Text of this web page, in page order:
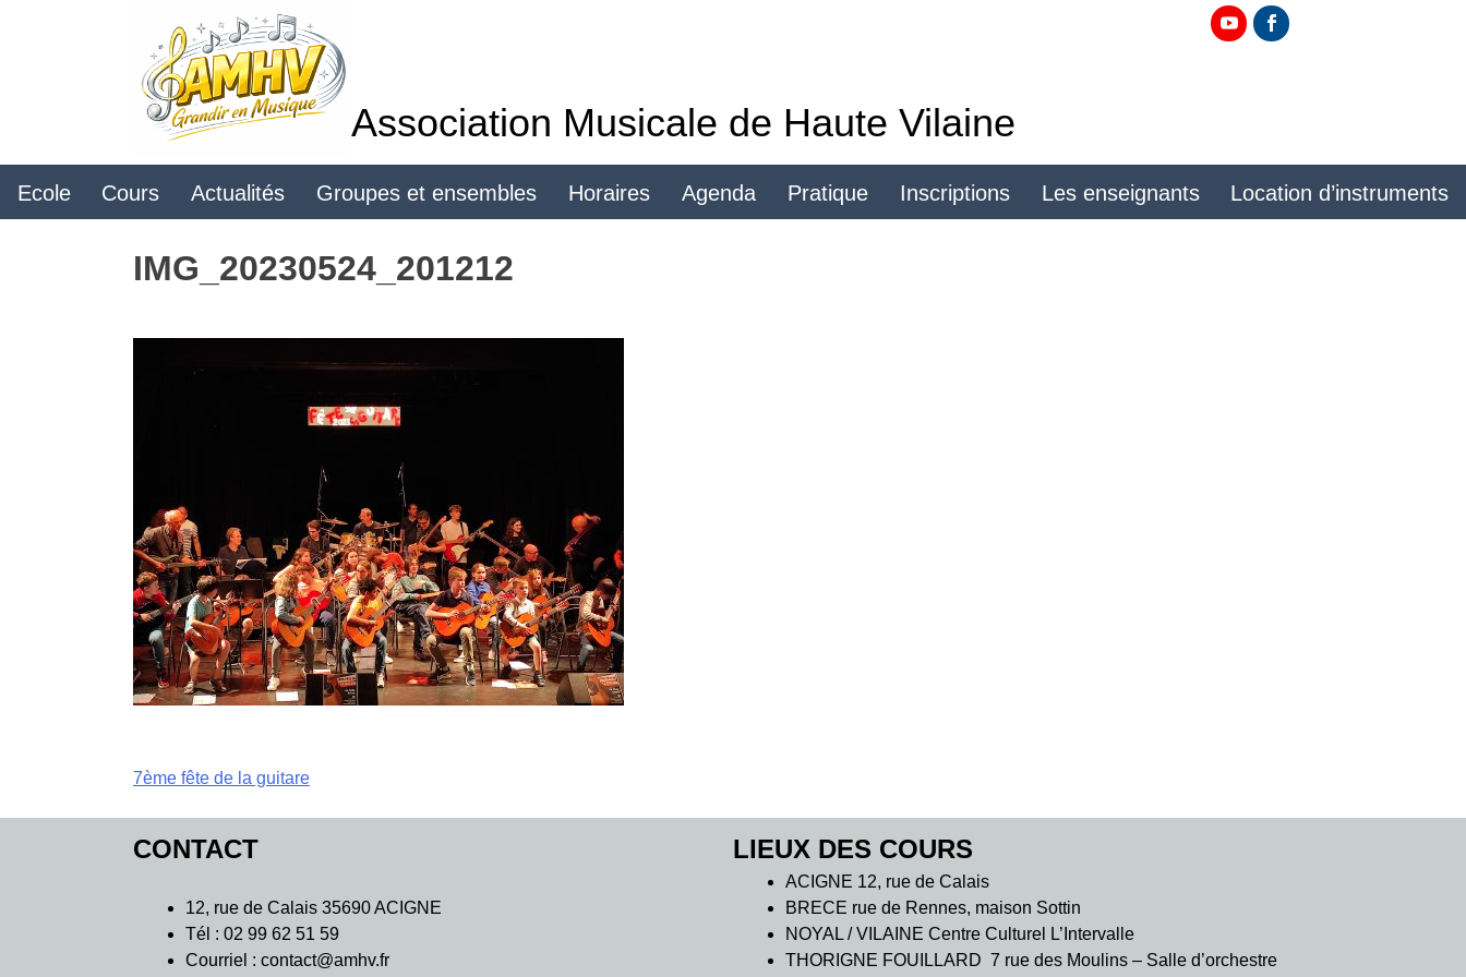
Association Musicale de Haute Vilaine
Ecole Cours Actualités Groupes et ensembles Horaires Agenda Pratique Inscriptions Les enseignants Location d’instruments
IMG_20230524_201212
Navigation
de
l’article
7ème fête de la guitare
CONTACT
12, rue de Calais 35690 ACIGNE
Tél : 02 99 62 51 59
Courriel : contact@amhv.fr
LIEUX DES COURS
ACIGNE 12, rue de Calais
BRECE rue de Rennes, maison Sottin
NOYAL / VILAINE Centre Culturel L’Intervalle
THORIGNE FOUILLARD 7 rue des Moulins – Salle d’orchestre